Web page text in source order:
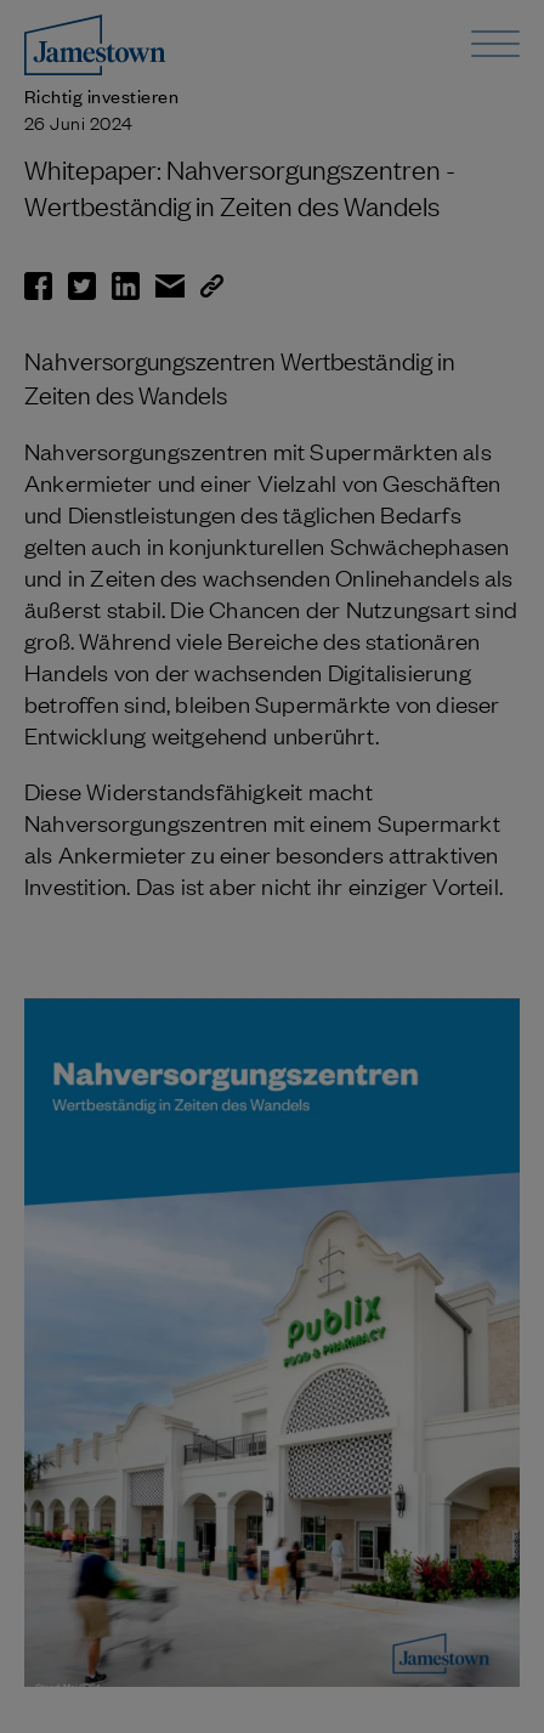
Richtig investieren
26 Juni 2024
Whitepaper: Nahversorgungszentren -
Wertbeständig in Zeiten des Wandels
Nahversorgungszentren Wertbeständig in
Zeiten des Wandels
Nahversorgungszentren mit Supermärkten als
Ankermieter und einer Vielzahl von Geschäften
und Dienstleistungen des täglichen Bedarfs
gelten auch in konjunkturellen Schwächephasen
und in Zeiten des wachsenden Onlinehandels als
äußerst stabil. Die Chancen der Nutzungsart sind
groß. Während viele Bereiche des stationären
Handels von der wachsenden Digitalisierung
betroffen sind, bleiben Supermärkte von dieser
Entwicklung weitgehend unberührt.
Diese Widerstandsfähigkeit macht
Nahversorgungszentren mit einem Supermarkt
als Ankermieter zu einer besonders attraktiven
Investition. Das ist aber nicht ihr einziger Vorteil.